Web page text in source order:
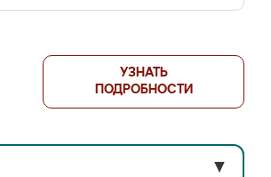
УЗНАТЬ
ПОДРОБНОСТИ
▼